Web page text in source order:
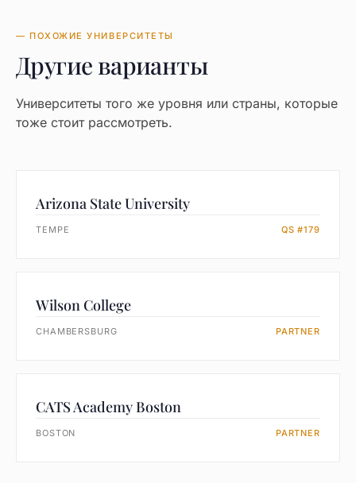
— ПОХОЖИЕ УНИВЕРСИТЕТЫ
Другие варианты
Университеты того же уровня или страны, которые
тоже стоит рассмотреть.
Arizona State University
TEMPE QS #179
Wilson College
CHAMBERSBURG PARTNER
CATS Academy Boston
BOSTON PARTNER